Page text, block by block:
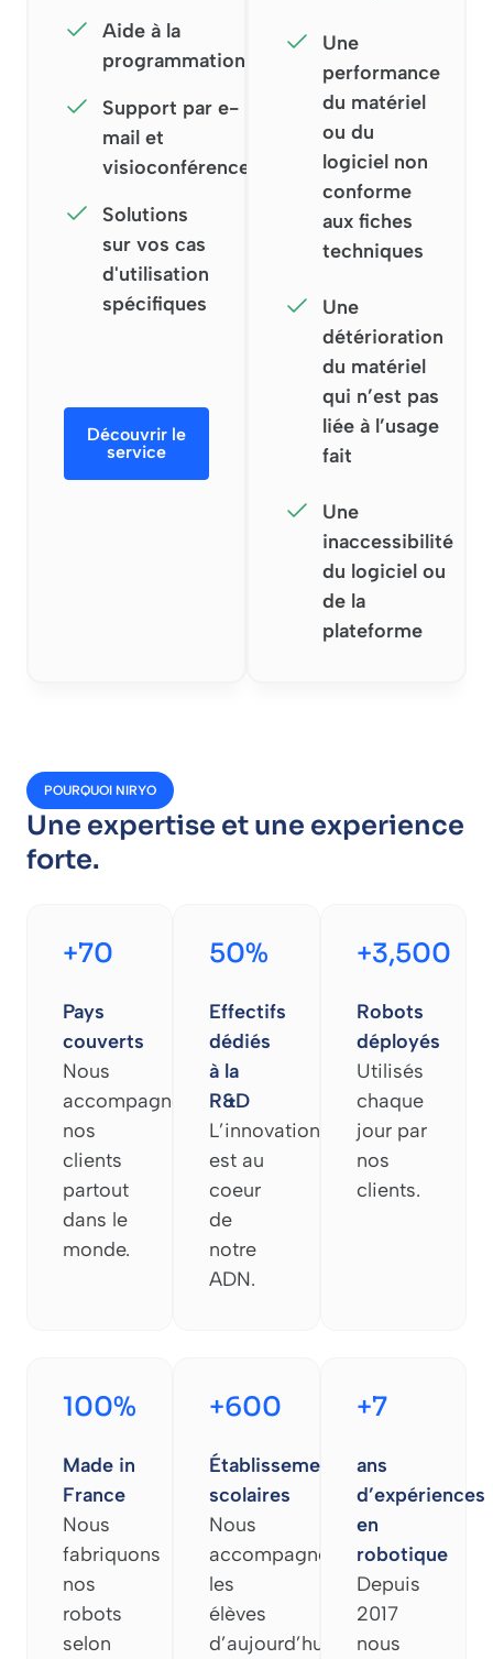
Aide à la
programmation
Support par e-
mail et
visioconférence
Solutions
sur vos cas
d'utilisation
spécifiques
Découvrir le
service
Une
performance
du matériel
ou du
logiciel non
conforme
aux fiches
techniques
Une
détérioration
du matériel
qui n’est pas
liée à l’usage
fait
Une
inaccessibilité
du logiciel ou
de la
plateforme
POURQUOI NIRYO
Une expertise et une experience
forte.
+70
Pays
couverts
Nous
accompagnons
nos
clients
partout
dans le
monde.
50%
Effectifs
dédiés
à la
R&D
L’innovation
est au
coeur
de
notre
ADN.
+3,500
Robots
déployés
Utilisés
chaque
jour par
nos
clients.
100%
Made in
France
Nous
fabriquons
nos
robots
selon
+600
Établissements
scolaires
Nous
accompagnons
les
élèves
d’aujourd’hui
+7
ans
d’expériences
en
robotique
Depuis
2017
nous